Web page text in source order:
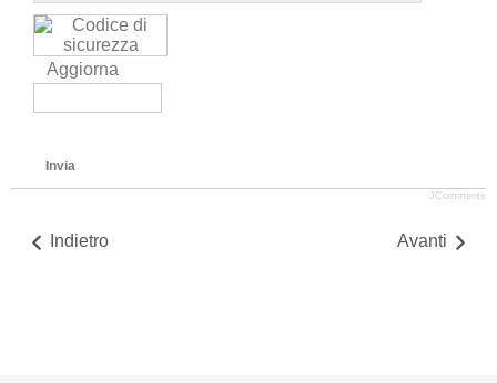
Aggiorna
Invia
JComments
Indietro Avanti